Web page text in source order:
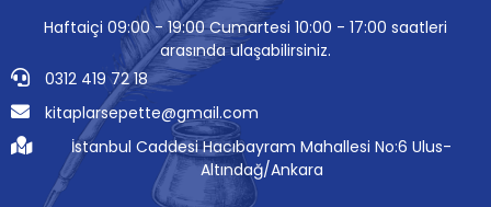
Haftaiçi 09:00 - 19:00 Cumartesi 10:00 - 17:00 saatleri
arasında ulaşabilirsiniz.
0312 419 72 18
kitaplarsepette@gmail.com
İstanbul Caddesi Hacıbayram Mahallesi No:6 Ulus-
Altındağ/Ankara